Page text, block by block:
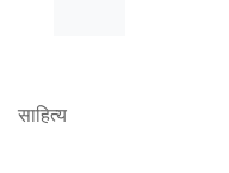
साहित्य